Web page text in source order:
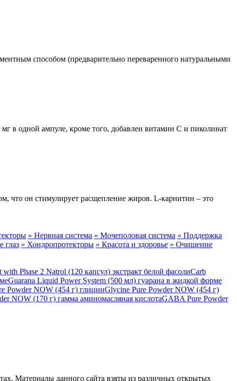
способом (предварительно переваренного натуральными
в одной ампуле, кроме того, добавлен витамин C и пиколинат
что он стимулирует расщепление жиров. L-карнитин – это
» Нервная система » Мочеполовая система » Поддержка
глаз » Хондропротекторы » Красота и здоровье » Очищение
Carb
Guarana Liquid Power System (500 мл) гуарана в жидкой форме
Glycine Pure Powder NOW (454 г)
GABA Pure Powder
Материалы данного сайта взяты из различных открытых